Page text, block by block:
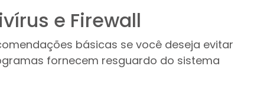
e Firewall
básicas se você deseja evitar
fornecem resguardo do sistema